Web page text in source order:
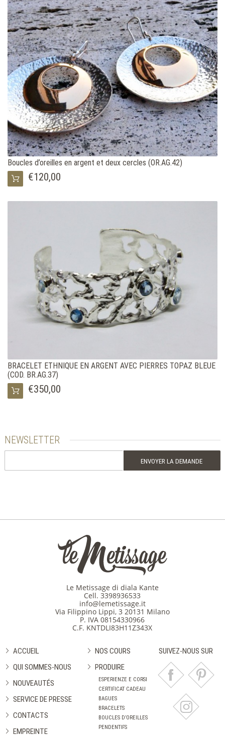
Boucles d’oreilles en argent et deux cercles (OR.AG.42)
€120,00
BRACELET ETHNIQUE EN ARGENT AVEC PIERRES TOPAZ BLEUE
(COD. BR.AG.37)
€350,00
NEWSLETTER
Le Metissage di diala Kante
Cell.3398936533
info@lemetissage.it
Via Filippino Lippi, 3 20131 Milano
P. IVA 08154330966
C.F. KNTDLI83H11Z343X
ACCUEIL
QUI SOMMES-NOUS
NOUVEAUTÉS
SERVICE DE PRESSE
CONTACTS
EMPREINTE
NOS COURS
PRODUIRE
ESPERIENZE E CORSI
CERTIFICAT CADEAU
BAGUES
BRACELETS
BOUCLES D’OREILLES
PENDENTIFS
SUIVEZ-NOUS SUR